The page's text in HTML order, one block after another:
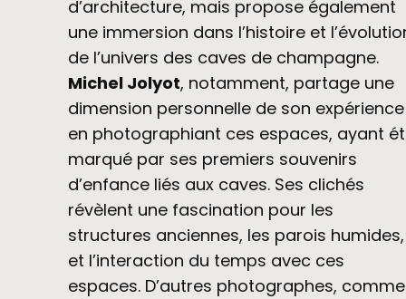
d’architecture, mais propose également
une immersion dans l’histoire et
de l’univers des caves de champagne.
Michel Jolyot, notamment, partage une
dimension personnelle de son expérience
en photographiant ces espaces, ayant
marqué par ses premiers souvenirs
d’enfance liés aux caves. Ses clichés
révèlent une fascination pour les
structures anciennes, les parois humides,
et l’interaction du temps avec ces
espaces. D’autres photographes, comme